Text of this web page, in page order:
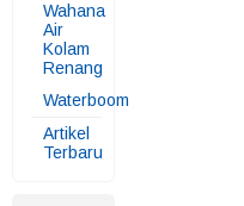
Wahana
Air
Kolam
Renang
Waterboom
Artikel
Terbaru